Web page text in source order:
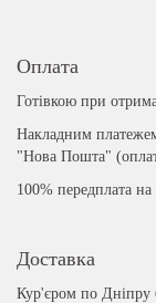
Оплата
Готівкою при
Накладним
"Нова Пошта"
100% передплата на
Доставка
Кур'єром по Дніпру